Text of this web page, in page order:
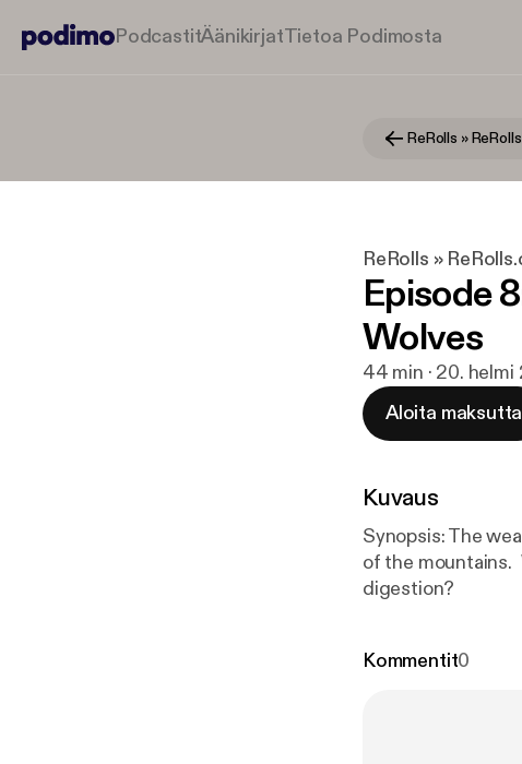
PodcastitÄänikirjatTietoa Podimosta
ReRolls »
Episode
Wolves
44 min · 20. helmi
Aloita maksutta
Kuvaus
Synopsis: The
of the mountains.
digestion?
Kommentit0